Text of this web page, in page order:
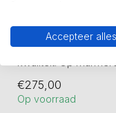
Beeld La Dame
La Dame Sculptuur.
kwaliteit. Op
Hoogte 49 cm
€275,00
Op voorraad
Accepteer alles